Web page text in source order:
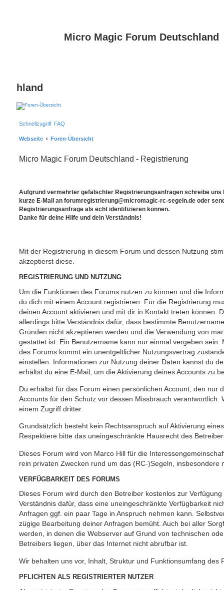
Micro Magic Forum Deutschland
hland
Schnellzugriff FAQ
Webseite Foren-Übersicht
Micro Magic Forum Deutschland - Registrierung
Aufgrund vermehrter gefälschter Registrierungsanfragen schreibe
kurze E-Mail an forumregistrierung@micromagic-rc-segeln.de oder
Registrierungsanfrage als echt identifizieren können.
Danke für deine Hilfe und dein Verständnis!
Mit der Registrierung in diesem Forum und dessen Nutzung
akzeptierst diese.
REGISTRIERUNG UND NUTZUNG
Um die Funktionen des Forums nutzen zu können und die
du dich mit einem Account registrieren. Für die Registrierung
deinen Account aktivieren und mit dir in Kontakt treten können.
allerdings bitte Verständnis dafür, dass bestimmte
Gründen nicht akzeptieren werden und die Verwendung von
gestattet ist. Ein Benutzername kann nur einmal vergeben
des Forums kommt ein unentgeltlicher Nutzungsvertrag
einstellen. Informationen zur Nutzung deiner Daten kannst du
erhältst du eine E-Mail, um die Aktivierung deines Accounts zu
Du erhältst für das Forum einen persönlichen Account, den nur
Accounts für den Schutz vor dessen Missbrauch
einem Zugriff dritter.
Grundsätzlich besteht kein Rechtsanspruch auf Aktivierung
Respektiere bitte das uneingeschränkte Hausrecht des
Dieses Forum wird von Marco Hill für die
rein privaten Zwecken rund um das (RC-)Segeln, insbesondere
VERFÜGBARKEIT DES FORUMS
Dieses Forum wird durch den Betreiber kostenlos zur
Verständnis dafür, dass eine uneingeschränkte Verfügbarkeit
Anfragen ggf. ein paar Tage in Anspruch nehmen kann.
zügige Bearbeitung deiner Anfragen bemüht. Auch bei aller
werden, in denen die Webserver auf Grund von technischen
Betreibers liegen, über das Internet nicht abrufbar ist.
Wir behalten uns vor, Inhalt, Struktur und Funktionsumfang
PFLICHTEN ALS REGISTRIERTER NUTZER